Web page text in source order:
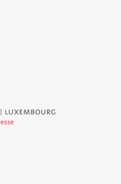
de Luxembourg - Service